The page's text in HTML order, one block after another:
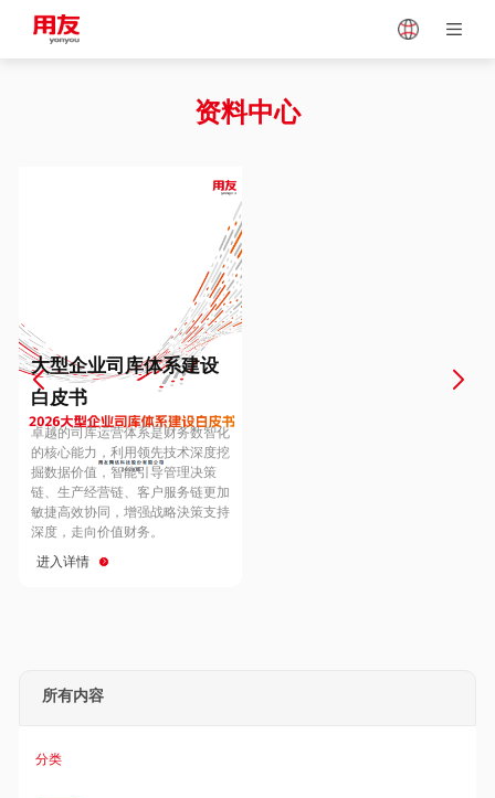
Vietnam
Europe
Hungary
Hong Kong
资料中心
大型企业司库体系建设
白皮书
卓越的司库运营体系是财务数智化
的核心能力，利用领先技术深度挖
掘数据价值，智能引导管理决策
链、生产经营链、客户服务链更加
敏捷高效协同，增强战略決策支持
深度，走向价值财务。
进入详情
所有内容
分类